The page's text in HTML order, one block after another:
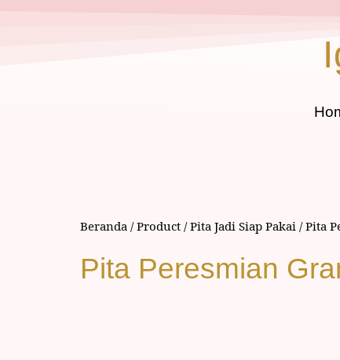
Beranda /Product /Pita Jadi Siap Pakai /Pita
Pita Peresmian